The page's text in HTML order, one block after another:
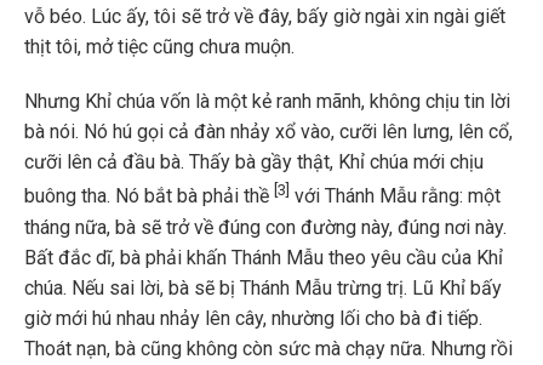
vỗ béo. Lúc ấy, tôi sẽ trở về đây, bấy giờ ngài xin ngài giết
thịt tôi, mở tiệc cũng chưa muộn.
Nhưng Khỉ chúa vốn là một kẻ ranh mãnh, không chịu tin lời
bà nói. Nó hú gọi cả đàn nhảy xổ vào, cưỡi lên lưng, lên cổ,
cưỡi lên cả đầu bà. Thấy bà gầy thật, Khỉ chúa mới chịu
buông tha. Nó bắt bà phải thề [3] với Thánh Mẫu rằng: một
tháng nữa, bà sẽ trở về đúng con đường này, đúng nơi này.
Bất đắc dĩ, bà phải khấn Thánh Mẫu theo yêu cầu của Khỉ
chúa. Nếu sai lời, bà sẽ bị Thánh Mẫu trừng trị. Lũ Khỉ bấy
giờ mới hú nhau nhảy lên cây, nhường lối cho bà đi tiếp.
Thoát nạn, bà cũng không còn sức mà chạy nữa. Nhưng rồi